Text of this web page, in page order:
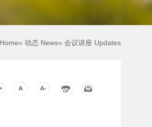
» 动态 News» 会议讲座 Updates